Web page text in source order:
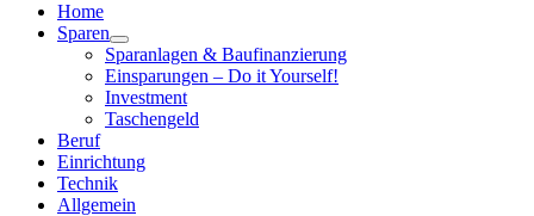
Home
Sparen
Sparanlagen & Baufinanzierung
Einsparungen – Do it Yourself!
Investment
Taschengeld
Beruf
Einrichtung
Technik
Allgemein